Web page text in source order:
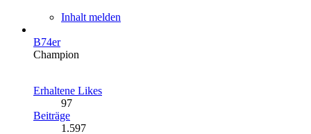
Inhalt melden
B74er
Champion
Erhaltene Likes
97
Beiträge
1.597